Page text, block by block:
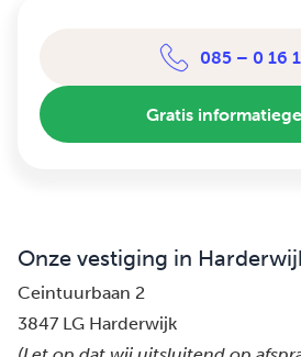
085 – 0 16
Gratis
Onze vestiging in
Ceintuurbaan 2
3847 LG Harderwijk